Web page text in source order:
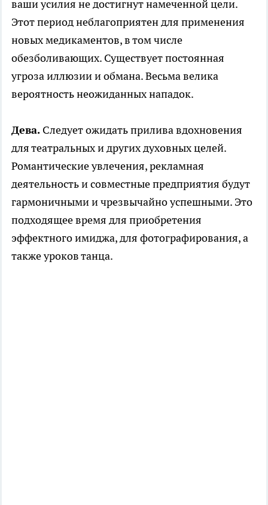
ваши усилия не достигнут намеченной цели.
Этот период неблагоприятен для применения
новых медикаментов, в том числе
обезболивающих. Существует постоянная
угроза иллюзии и обмана. Весьма велика
вероятность неожиданных нападок.
Дева. Следует ожидать прилива вдохновения
для театральных и других духовных целей.
Романтические увлечения, рекламная
деятельность и совместные предприятия будут
гармоничными и чрезвычайно успешными. Это
подходящее время для приобретения
эффектного имиджа, для фотографирования, а
также уроков танца.